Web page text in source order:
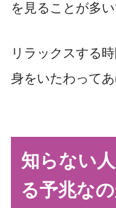
を見ることが多い
リラックスする
身をいたわってあ
知らない
る予兆な